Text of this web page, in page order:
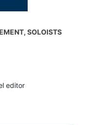
SOLOISTS
editor